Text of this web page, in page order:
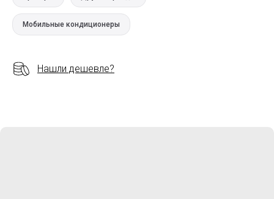
Мобильные кондиционеры
Нашли дешевле?